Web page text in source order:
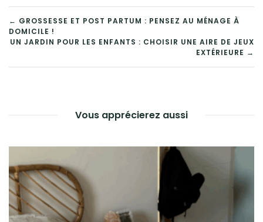
← GROSSESSE ET POST PARTUM : PENSEZ AU MÉNAGE À
DOMICILE !
UN JARDIN POUR LES ENFANTS : CHOISIR UNE AIRE DE JEUX
EXTÉRIEURE →
Vous apprécierez aussi